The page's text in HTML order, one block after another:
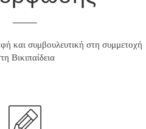
και συμβουλευτική στη συμμετοχή
Βικιπαίδεια